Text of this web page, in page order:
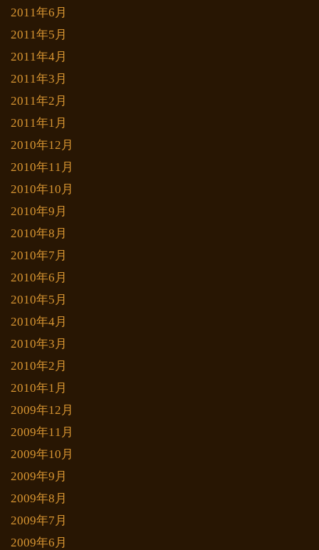
2011年6月
2011年5月
2011年4月
2011年3月
2011年2月
2011年1月
2010年12月
2010年11月
2010年10月
2010年9月
2010年8月
2010年7月
2010年6月
2010年5月
2010年4月
2010年3月
2010年2月
2010年1月
2009年12月
2009年11月
2009年10月
2009年9月
2009年8月
2009年7月
2009年6月